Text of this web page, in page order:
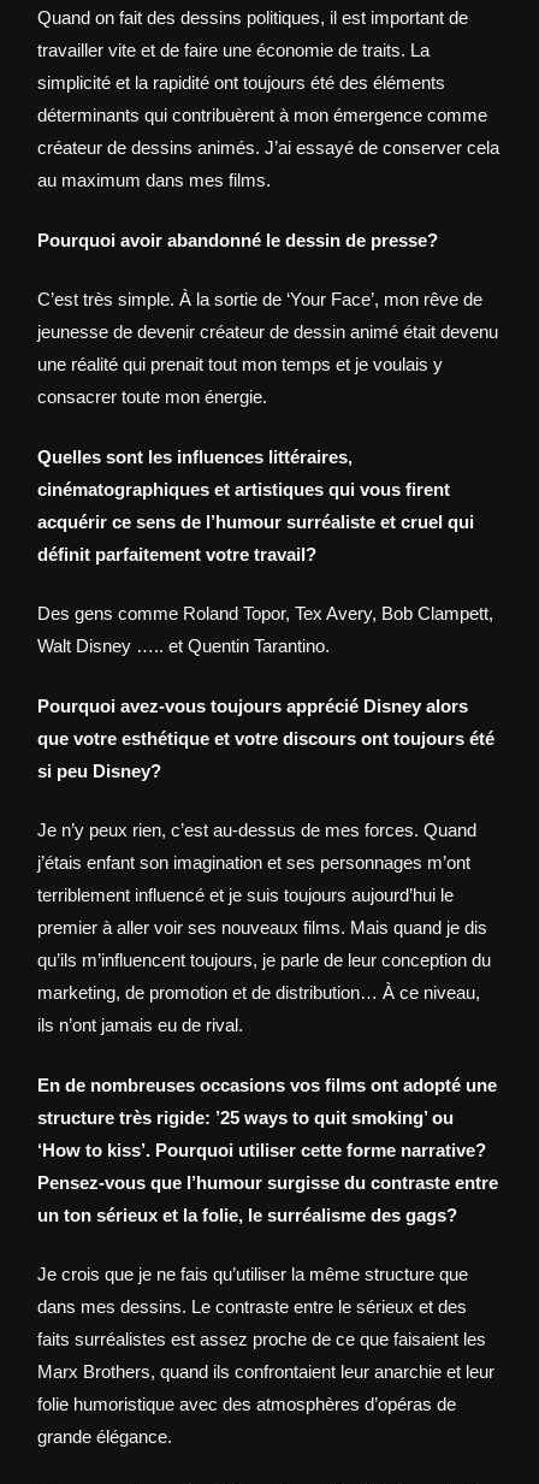
Quand on fait des dessins politiques, il est important de
travailler vite et de faire une économie de traits. La
simplicité et la rapidité ont toujours été des éléments
déterminants qui contribuèrent à mon émergence comme
créateur de dessins animés. J’ai essayé de conserver cela
au maximum dans mes films.
Pourquoi avoir abandonné le dessin de presse?
C’est très simple. À la sortie de ‘Your Face’, mon rêve de
jeunesse de devenir créateur de dessin animé était devenu
une réalité qui prenait tout mon temps et je voulais y
consacrer toute mon énergie.
Quelles sont les influences littéraires,
cinématographiques et artistiques qui vous firent
acquérir ce sens de l’humour surréaliste et cruel qui
définit parfaitement votre travail?
Des gens comme Roland Topor, Tex Avery, Bob Clampett,
Walt Disney ….. et Quentin Tarantino.
Pourquoi avez-vous toujours apprécié Disney alors
que votre esthétique et votre discours ont toujours été
si peu Disney?
Je n’y peux rien, c’est au-dessus de mes forces. Quand
j’étais enfant son imagination et ses personnages m’ont
terriblement influencé et je suis toujours aujourd’hui le
premier à aller voir ses nouveaux films. Mais quand je dis
qu’ils m’influencent toujours, je parle de leur conception du
marketing, de promotion et de distribution… À ce niveau,
ils n’ont jamais eu de rival.
En de nombreuses occasions vos films ont adopté une
structure très rigide: ’25 ways to quit smoking’ ou
‘How to kiss’. Pourquoi utiliser cette forme narrative?
Pensez-vous que l’humour surgisse du contraste entre
un ton sérieux et la folie, le surréalisme des gags?
Je crois que je ne fais qu’utiliser la même structure que
dans mes dessins. Le contraste entre le sérieux et des
faits surréalistes est assez proche de ce que faisaient les
Marx Brothers, quand ils confrontaient leur anarchie et leur
folie humoristique avec des atmosphères d’opéras de
grande élégance.